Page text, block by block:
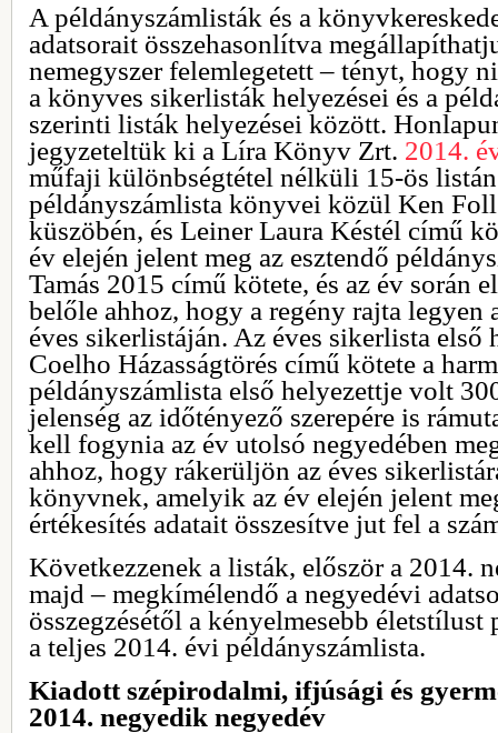
A példányszámlisták és a
adatsorait összehasonlítva
nemegyszer felemlegetett – tényt, hogy
a könyves sikerlisták helyezései és a
szerinti listák helyezései között.
jegyzeteltük ki a Líra Könyv Zrt. 2014.
műfaji különbségtétel nélküli 15-ös
példányszámlista könyvei közül Ken
küszöbén, és Leiner Laura Késtél című
év elején jelent meg az esztendő
Tamás 2015 című kötete, és az év során
belőle ahhoz, hogy a regény rajta
éves sikerlistáján. Az éves sikerlista első
Coelho Házasságtörés című kötete a
példányszámlista első helyezettje volt
jelenség az időtényező szerepére is
kell fogynia az év utolsó negyedében
ahhoz, hogy rákerüljön az éves
könyvnek, amelyik az év elején jelent
értékesítés adatait összesítve jut fel a
Következzenek a listák, először a 2014.
majd – megkímélendő a negyedévi
összegzésétől a kényelmesebb
a teljes 2014. évi példányszámlista.
Kiadott szépirodalmi, ifjúsági és
2014. negyedik negyedév